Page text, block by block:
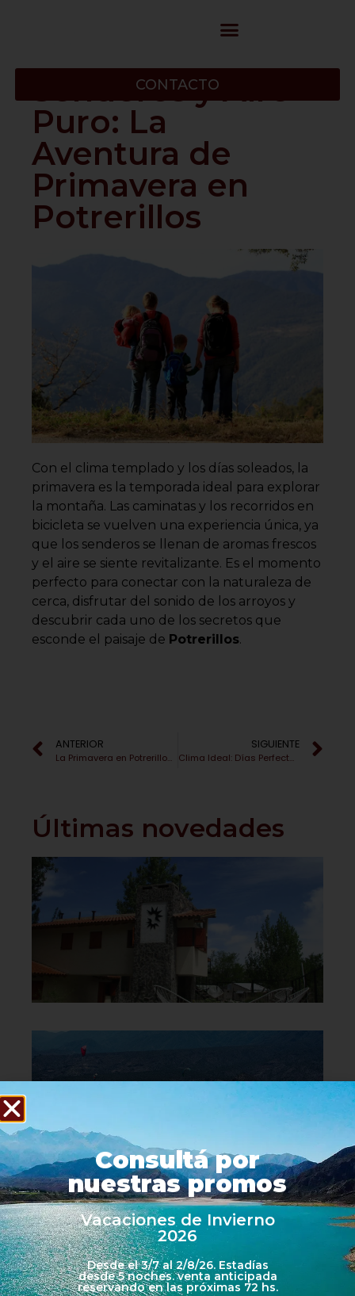
CONTACTO
Senderos y Aire
Puro: La
Aventura de
Primavera en
Potrerillos
Con el clima templado y los días soleados, la
primavera es la temporada ideal para explorar
la montaña. Las caminatas y los recorridos en
bicicleta se vuelven una experiencia única, ya
que los senderos se llenan de aromas frescos
y el aire se siente revitalizante. Es el momento
perfecto para conectar con la naturaleza de
cerca, disfrutar del sonido de los arroyos y
descubrir cada uno de los secretos que
esconde el paisaje de Potrerillos.
ANTERIOR
La Primavera en Potrerillos: Un Despertar de la Naturaleza
SIGUIENTE
Clima Ideal: Días Perfectos para Disfrutar al Aire Libre
Últimas novedades
Consultá por
nuestras promos
Vacaciones de Invierno
2026
Desde el 3/7 al 2/8/26. Estadías
desde 5 noches. venta anticipada
reservando en las próximas 72 hs.